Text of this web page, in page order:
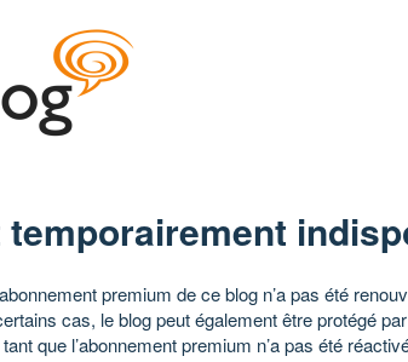
temporairement
premium de ce blog n’a pas été
cas, le blog peut également être protégé
que l’abonnement premium n’a pas été